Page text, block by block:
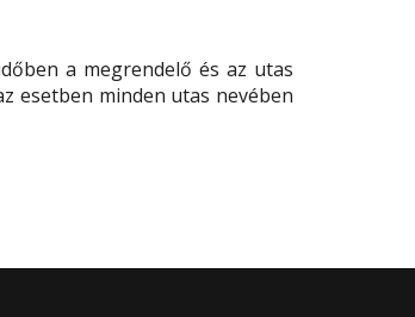
a megrendelő és az utas
esetben minden utas nevében